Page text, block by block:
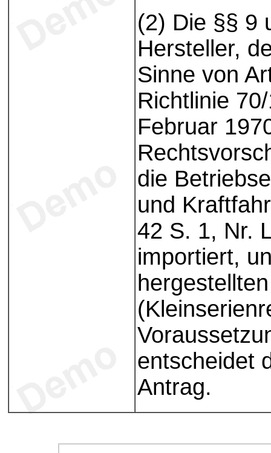
(2) Die §§ 9
Hersteller,
Sinne von
Richtlinie
Februar
die
und
42 S. 1, Nr.
importiert,
entscheidet
Antrag.